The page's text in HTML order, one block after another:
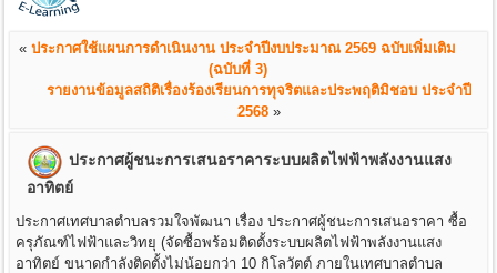
«ประกาศใช้แผนการดำเนินงาน ประจำปีงบประมาณ 2569 ฉบับเพิ่มเติม
(ฉบับที่ 3)
รายงานข้อมูลสถิติเรื่องร้องเรียนการทุจริตและประพฤติมิชอบ ประจำปี
2568 »
ประกาศผู้ชนะการเสนอราคาระบบผลิตไฟฟ้าพลังงานแสง
อาทิตย์
ประกาศเทศบาลตำบลรวมใจพัฒนา เรื่อง ประกาศผู้ชนะการเสนอราคา ซื้อ
ครุภัณฑ์ไฟฟ้าและวิทยุ (จัดซื้อพร้อมติดตั้งระบบผลิตไฟฟ้าพลังงานแสง
อาทิตย์ ขนาดกำลังติดตั้งไม่น้อยกว่า 10 กิโลวัตต์ ภายในเทศบาลตำบล